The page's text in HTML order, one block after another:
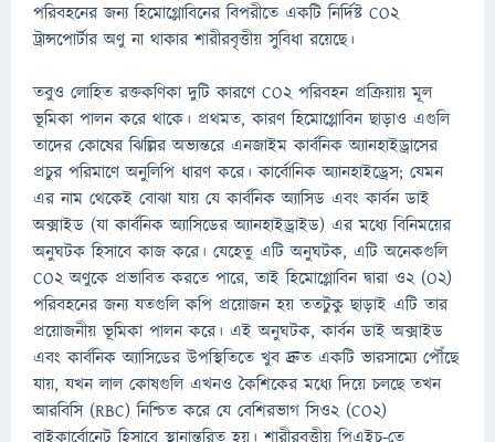
পরিবহনের জন্য হিমোগ্লোবিনের বিপরীতে একটি নির্দিষ্ট CO2
ট্রান্সপোর্টার অণু না থাকার শারীরবৃত্তীয় সুবিধা রয়েছে।
তবুও লোহিত রক্তকণিকা দুটি কারণে CO2 পরিবহন প্রক্রিয়ায় মূল
ভূমিকা পালন করে থাকে। প্রথমত, কারণ হিমোগ্লোবিন ছাড়াও এগুলি
তাদের কোষের ঝিল্লির অভ্যন্তরে এনজাইম কার্বনিক অ্যানহাইড্রাসের
প্রচুর পরিমাণে অনুলিপি ধারণ করে। কার্বোনিক অ্যানহাইড্রেস; যেমন
এর নাম থেকেই বোঝা যায় যে কার্বনিক অ্যাসিড এবং কার্বন ডাই
অক্সাইড (যা কার্বনিক অ্যাসিডের অ্যানহাইড্রাইড) এর মধ্যে বিনিময়ের
অনুঘটক হিসাবে কাজ করে। যেহেতু এটি অনুঘটক, এটি অনেকগুলি
CO2 অণুকে প্রভাবিত করতে পারে, তাই হিমোগ্লোবিন দ্বারা ও২ (O2)
পরিবহনের জন্য যতগুলি কপি প্রয়োজন হয় ততটুকু ছাড়াই এটি তার
প্রয়োজনীয় ভূমিকা পালন করে। এই অনুঘটক, কার্বন ডাই অক্সাইড
এবং কার্বনিক অ্যাসিডের উপস্থিতিতে খুব দ্রুত একটি ভারসাম্যে পৌঁছে
যায়, যখন লাল কোষগুলি এখনও কৈশিকের মধ্যে দিয়ে চলছে তখন
আরবিসি (RBC) নিশ্চিত করে যে বেশিরভাগ সিও২ (CO2)